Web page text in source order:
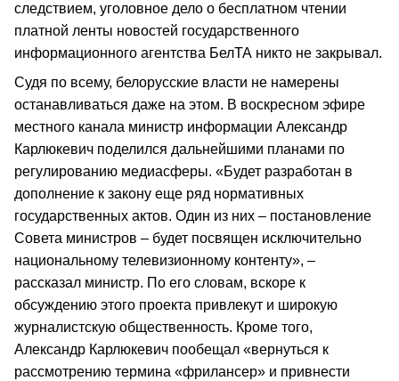
следствием, уголовное дело о бесплатном чтении
платной ленты новостей государственного
информационного агентства БелТА никто не закрывал.
Судя по всему, белорусские власти не намерены
останавливаться даже на этом. В воскресном эфире
местного канала министр информации Александр
Карлюкевич поделился дальнейшими планами по
регулированию медиасферы. «Будет разработан в
дополнение к закону еще ряд нормативных
государственных актов. Один из них – постановление
Совета министров – будет посвящен исключительно
национальному телевизионному контенту», –
рассказал министр. По его словам, вскоре к
обсуждению этого проекта привлекут и широкую
журналистскую общественность. Кроме того,
Александр Карлюкевич пообещал «вернуться к
рассмотрению термина «фрилансер» и привнести